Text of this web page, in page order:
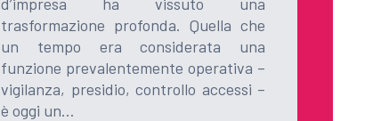
trasformazione profonda. Quella che
un tempo era considerata una
funzione prevalentemente operativa –
vigilanza, presidio, controllo accessi –
è oggi un…